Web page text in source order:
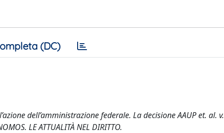
(DC)
dell’amministrazione federale. La decisione AAUP et. al. v.
LE ATTUALITÀ NEL DIRITTO.